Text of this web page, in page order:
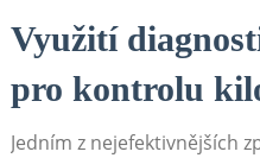
Využití
pro kontrolu
Jedním z nejefektivnějších